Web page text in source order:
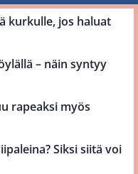
kurkulle, jos haluat
– näin syntyy
rapeaksi myös
Siksi siitä voi